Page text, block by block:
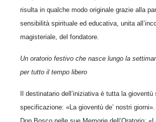
risulta in qualche modo originale grazie alla
sensibilità spirituale ed educativa, unita
magisteriale, del fondatore.
Un oratorio festivo che nasce lungo la
per tutto il tempo libero
Il destinatario dell’iniziativa è tutta la gioventù
specificazione: «La gioventù de’ nostri